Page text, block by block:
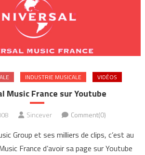
INDUSTRIE MUSICALE VIDÉOS
Music France sur Youtube
Sincever Comment(0)
Group et ses milliers de clips, c’est au
France d’avoir sa page sur Youtube